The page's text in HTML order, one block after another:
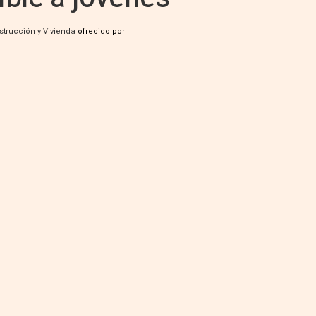
y Vivienda ofrecido por